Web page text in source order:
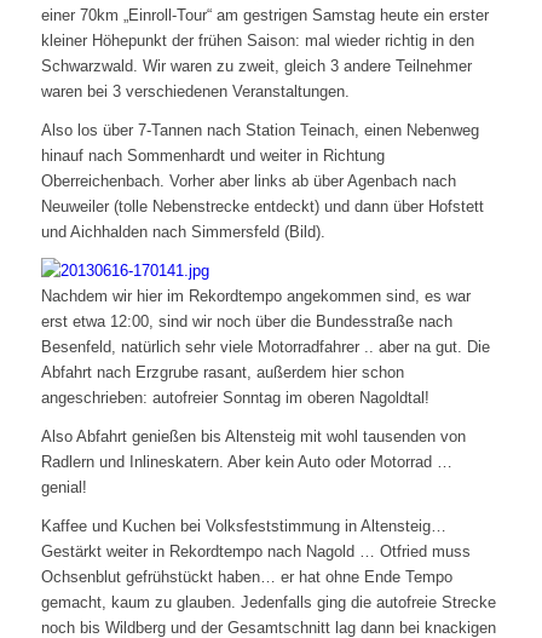
einer 70km „Einroll-Tour“ am gestrigen Samstag heute ein erster
kleiner Höhepunkt der frühen Saison: mal wieder richtig in den
Schwarzwald. Wir waren zu zweit, gleich 3 andere Teilnehmer
waren bei 3 verschiedenen Veranstaltungen.
Also los über 7-Tannen nach Station Teinach, einen Nebenweg
hinauf nach Sommenhardt und weiter in Richtung
Oberreichenbach. Vorher aber links ab über Agenbach nach
Neuweiler (tolle Nebenstrecke entdeckt) und dann über Hofstett
und Aichhalden nach Simmersfeld (Bild).
Nachdem wir hier im Rekordtempo angekommen sind, es war
erst etwa 12:00, sind wir noch über die Bundesstraße nach
Besenfeld, natürlich sehr viele Motorradfahrer .. aber na gut. Die
Abfahrt nach Erzgrube rasant, außerdem hier schon
angeschrieben: autofreier Sonntag im oberen Nagoldtal!
Also Abfahrt genießen bis Altensteig mit wohl tausenden von
Radlern und Inlineskatern. Aber kein Auto oder Motorrad …
genial!
Kaffee und Kuchen bei Volksfeststimmung in Altensteig…
Gestärkt weiter in Rekordtempo nach Nagold … Otfried muss
Ochsenblut gefrühstückt haben… er hat ohne Ende Tempo
gemacht, kaum zu glauben. Jedenfalls ging die autofreie Strecke
noch bis Wildberg und der Gesamtschnitt lag dann bei knackigen